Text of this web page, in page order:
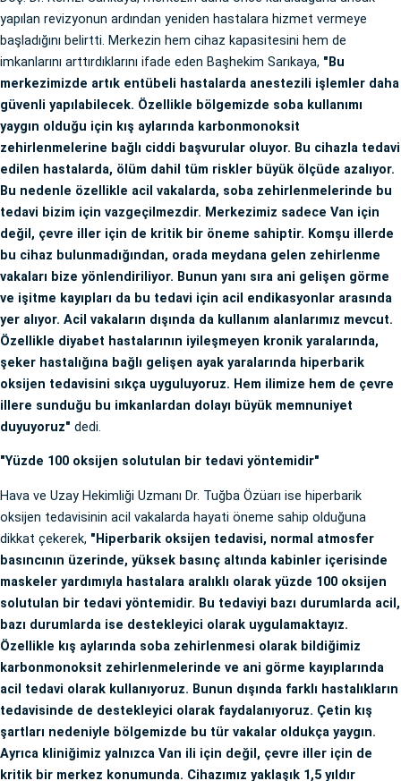
yapılan revizyonun ardından yeniden hastalara hizmet vermeye
başladığını belirtti. Merkezin hem cihaz kapasitesini hem de
imkanlarını arttırdıklarını ifade eden Başhekim Sarıkaya, "Bu
merkezimizde artık entübeli hastalarda anestezili işlemler daha
güvenli yapılabilecek. Özellikle bölgemizde soba kullanımı
yaygın olduğu için kış aylarında karbonmonoksit
zehirlenmelerine bağlı ciddi başvurular oluyor. Bu cihazla tedavi
edilen hastalarda, ölüm dahil tüm riskler büyük ölçüde azalıyor.
Bu nedenle özellikle acil vakalarda, soba zehirlenmelerinde bu
tedavi bizim için vazgeçilmezdir. Merkezimiz sadece Van için
değil, çevre iller için de kritik bir öneme sahiptir. Komşu illerde
bu cihaz bulunmadığından, orada meydana gelen zehirlenme
vakaları bize yönlendiriliyor. Bunun yanı sıra ani gelişen görme
ve işitme kayıpları da bu tedavi için acil endikasyonlar arasında
yer alıyor. Acil vakaların dışında da kullanım alanlarımız mevcut.
Özellikle diyabet hastalarının iyileşmeyen kronik yaralarında,
şeker hastalığına bağlı gelişen ayak yaralarında hiperbarik
oksijen tedavisini sıkça uyguluyoruz. Hem ilimize hem de çevre
illere sunduğu bu imkanlardan dolayı büyük memnuniyet
duyuyoruz" dedi.
"Yüzde 100 oksijen solutulan bir tedavi yöntemidir"
Hava ve Uzay Hekimliği Uzmanı Dr. Tuğba Özüarı ise hiperbarik
oksijen tedavisinin acil vakalarda hayati öneme sahip olduğuna
dikkat çekerek, "Hiperbarik oksijen tedavisi, normal atmosfer
basıncının üzerinde, yüksek basınç altında kabinler içerisinde
maskeler yardımıyla hastalara aralıklı olarak yüzde 100 oksijen
solutulan bir tedavi yöntemidir. Bu tedaviyi bazı durumlarda acil,
bazı durumlarda ise destekleyici olarak uygulamaktayız.
Özellikle kış aylarında soba zehirlenmesi olarak bildiğimiz
karbonmonoksit zehirlenmelerinde ve ani görme kayıplarında
acil tedavi olarak kullanıyoruz. Bunun dışında farklı hastalıkların
tedavisinde de destekleyici olarak faydalanıyoruz. Çetin kış
şartları nedeniyle bölgemizde bu tür vakalar oldukça yaygın.
Ayrıca kliniğimiz yalnızca Van ili için değil, çevre iller için de
kritik bir merkez konumunda. Cihazımız yaklaşık 1,5 yıldır